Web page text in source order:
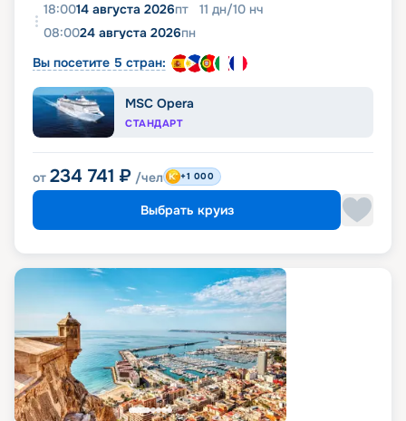
18:0014 августа 2026пт 11 дн/10 нч
08:0024 августа 2026пн
Вы посетите 5 стран:
MSC Opera
СТАНДАРТ
от 234 741 ₽ /чел +1 000
Выбрать круиз